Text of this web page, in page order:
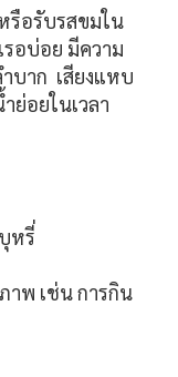
รือรับรสขมใน
อบ่อย มีความ
บาก เสียงแหบ
ย่อยในเวลา
หรี่
าพ เช่น การกิน